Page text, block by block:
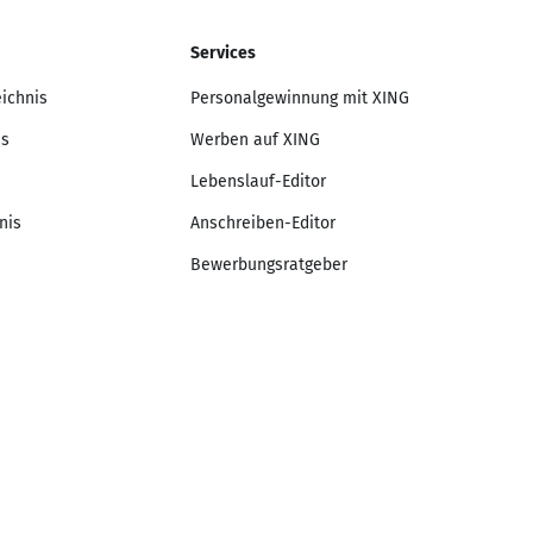
Services
Personalgewinnung mit XING
Werben auf XING
Lebenslauf-Editor
Anschreiben-Editor
Bewerbungsratgeber